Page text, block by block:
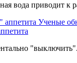
вода приводит к
Ученые